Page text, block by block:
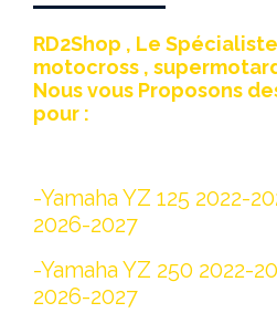
RD2Shop , Le
motocross ,
Nous vous Proposons
pour :
-Yamaha YZ 125 2022-
2026-2027
-Yamaha YZ 250 2022-
2026-2027